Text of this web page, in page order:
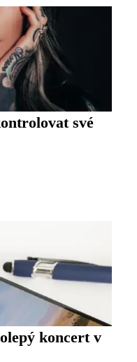
své
koncert v